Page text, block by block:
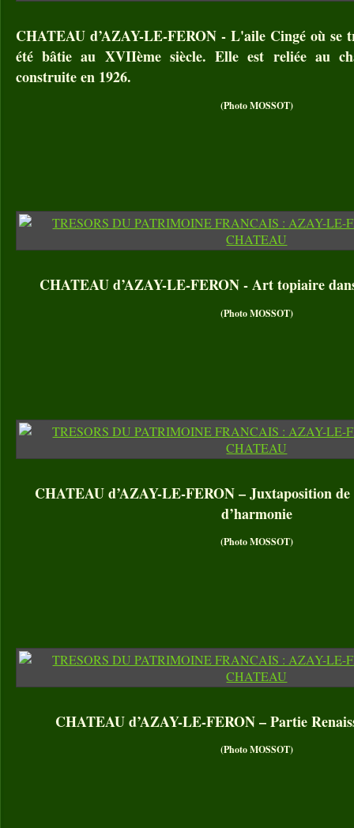
CHATEAU d’AZAY-LE-FERON - L'aile Cingé où se
été bâtie au XVIIème siècle. Elle est reliée au
construite en 1926.
(Photo MOSSOT)
CHATEAU d’AZAY-LE-FERON - Art topiaire
(Photo MOSSOT)
CHATEAU d’AZAY-LE-FERON – Juxtaposition de
d’harmonie
(Photo MOSSOT)
CHATEAU d’AZAY-LE-FERON – Partie
(Photo MOSSOT)